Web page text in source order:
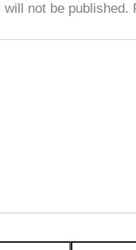
not be published.